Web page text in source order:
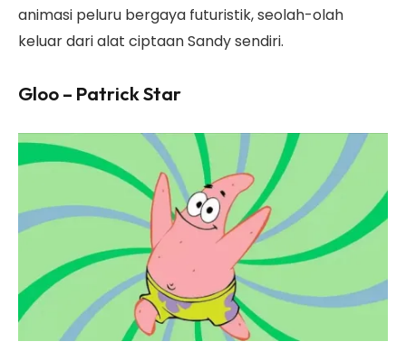
animasi peluru bergaya futuristik, seolah-olah
keluar dari alat ciptaan Sandy sendiri.
Gloo – Patrick Star